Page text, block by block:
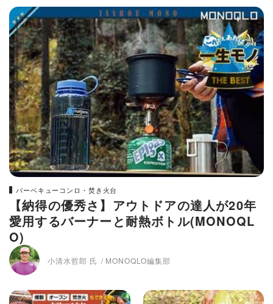
バーベキューコンロ・焚き火台
【納得の優秀さ】アウトドアの達人が20年
愛用するバーナーと耐熱ボトル(MONOQL
O)
小清水哲郎 氏 MONOQLO編集部